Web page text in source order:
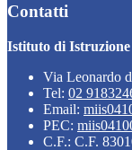
Contatti
Istituto di
Via Leonardo
Tel: 02
Email:
PEC:
C.F.: C.F.